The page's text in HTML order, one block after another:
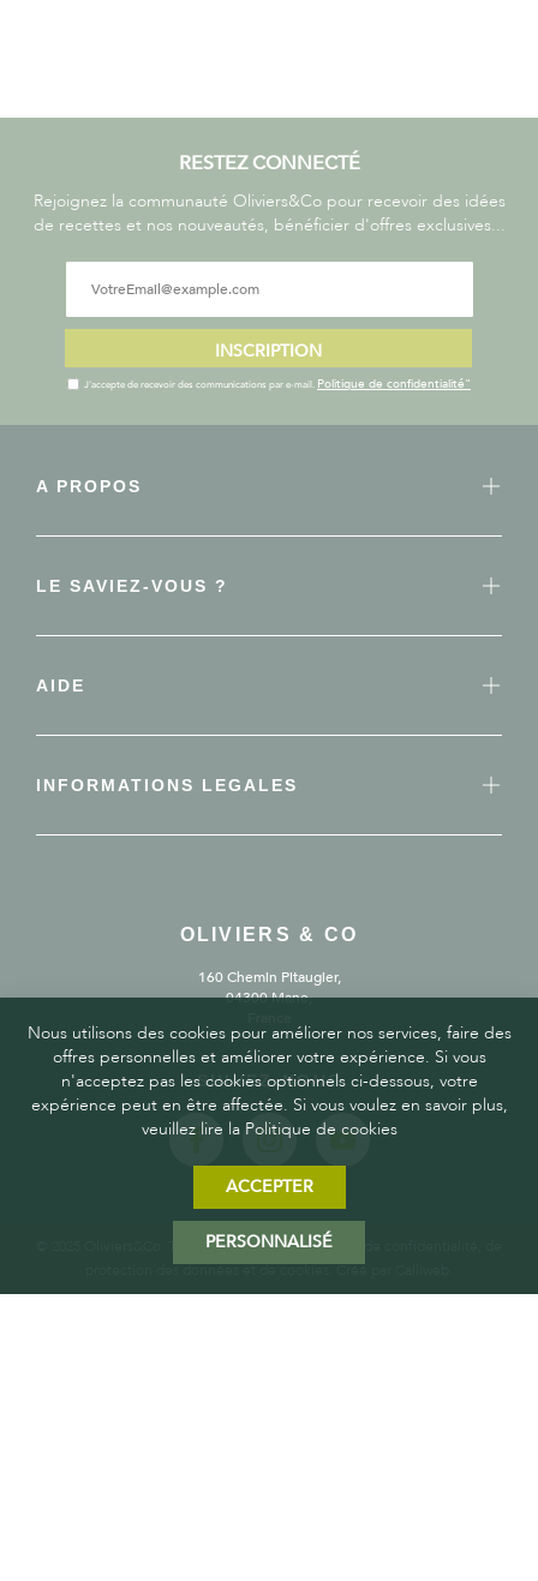
RESTEZ CONNECTÉ
Rejoignez la communauté Oliviers&Co pour recevoir des idées
de recettes et nos nouveautés, bénéficier d'offres exclusives...
INSCRIPTION
J'accepte de recevoir des communications par e-mail. Politique de confidentialité"
A PROPOS
LE SAVIEZ-VOUS ?
AIDE
INFORMATIONS LEGALES
OLIVIERS & CO
160 Chemin Pitaugier,
04300 Mane,
SUIVEZ-NOUS
© 2025 Oliviers&Co. Tous droits réservés.Politique de confidentialité, de
protection des données et de cookies. Créé par
Nous utilisons des cookies pour améliorer nos services, faire des
offres personnelles et améliorer votre expérience. Si vous
n'acceptez pas les cookies optionnels ci-dessous, votre
expérience peut en être affectée. Si vous voulez en savoir plus,
veuillez lire la Politique de cookies
ACCEPTER
PERSONNALISÉ